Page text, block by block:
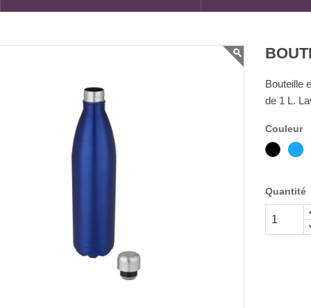
Bouteille
de 1 L.
Couleur
Noir
Quantité